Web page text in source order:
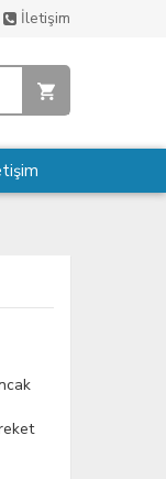
İletişim